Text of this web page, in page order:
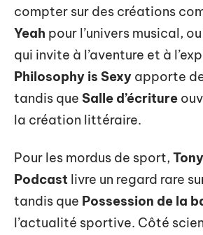
compter sur des créations
Yeah pour l’univers musical, ou
qui invite à l’aventure et à
Philosophy is Sexy apporte
tandis que Salle d’écriture
la création littéraire.
Pour les mordus de sport,
Podcast livre un regard rare
tandis que Possession de la
l’actualité sportive. Côté